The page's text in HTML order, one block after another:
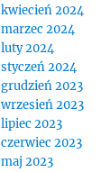
kwiecień 2024
marzec 2024
luty 2024
styczeń 2024
grudzień 2023
wrzesień 2023
lipiec 2023
czerwiec 2023
maj 2023